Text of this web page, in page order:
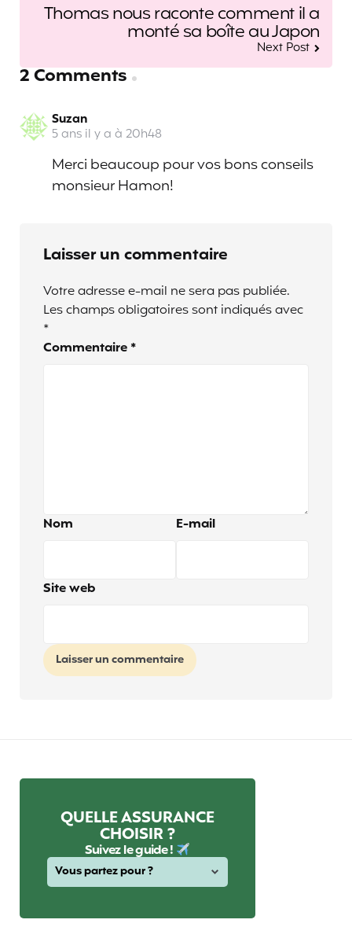
Thomas nous raconte comment il a
monté sa boîte au Japon
Next Post
2 Comments
Suzan
5 ans il y a à 20h48
Merci beaucoup pour vos bons conseils
monsieur Hamon!
Laisser un commentaire
Votre adresse e-mail ne sera pas publiée.
Les champs obligatoires sont indiqués avec
*
Commentaire *
Nom E-mail
Site web
QUELLE ASSURANCE
CHOISIR ?
Suivez le guide !